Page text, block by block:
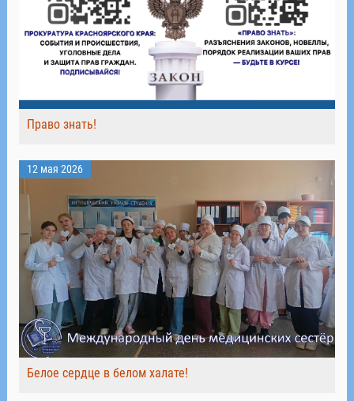
Право знать!
12 мая 2026
Белое сердце в белом халате!